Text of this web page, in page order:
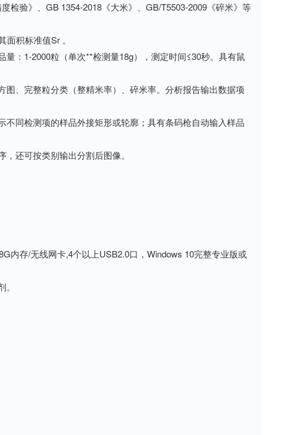
验》、GB 1354-2018《大米》、GB/T5503-2009《碎米》等
积标准值Sr 。
1-2000粒（单次**检测量18g），测定时间≤30秒。具有鼠
、完整粒分类（整精米率）、碎米率。分析报告输出数据项
同检测项的样品外接矩形或轮廓；具有条码枪自动输入样品
还可按类别输出分割后图像。
存/无线网卡,4个以上USB2.0口，Windows 10完整专业版或